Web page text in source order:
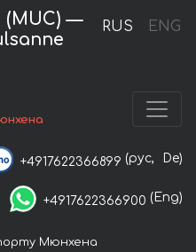
RUS ENG
—
+4917622366899 (рус, De)
+4917622366900 (Eng)
Мюнхена